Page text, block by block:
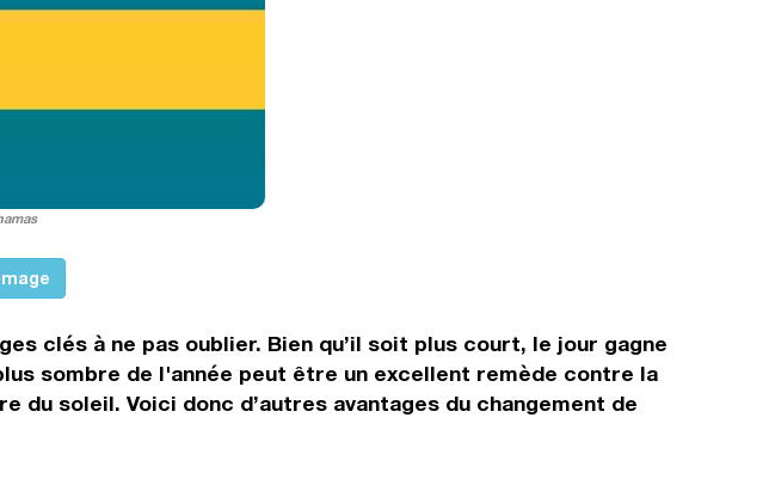
clés à ne pas oublier. Bien qu’il soit plus court, le jour gagne
sombre de l'année peut être un excellent remède contre la
soleil. Voici donc d’autres avantages du changement de